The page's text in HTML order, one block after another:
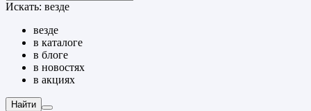
Искать: везде
везде
в каталоге
в блоге
в новостях
в акциях
Найти